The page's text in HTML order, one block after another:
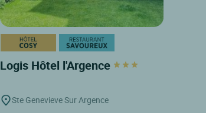
Logis Hôtel l'Argence
Ste Genevieve Sur Argence